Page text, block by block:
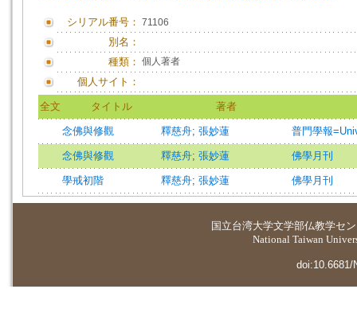
シリアル番号： 71106
別名：
種類： 個人著者
個人サイト：
全文 タイトル 著者
念佛與修觀 釋慈舟; 張妙蓮 普門學報
念佛與修觀 釋慈舟; 張妙蓮 佛學月刊
學戒初階 釋慈舟; 張妙蓮 佛學月刊
国立台湾大学文学部仏教学セ
National Taiwan
doi:10.6681/